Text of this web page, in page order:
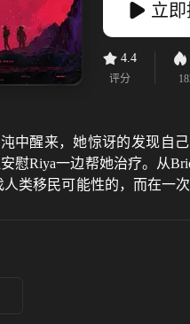
立
4.4
评分
中醒来，她惊讶的发现自
慰Riya一边帮她治疗。从
人类移民可能性的，而在一